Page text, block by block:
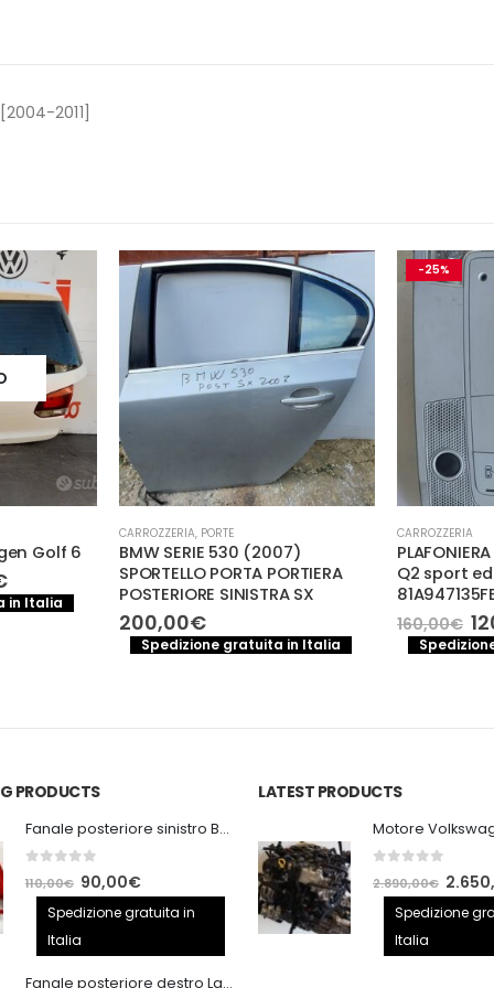
2011]
Golf 6
Il
prezzo
attuale
in Italia
CARROZZERIA, PORTE
BMW SERIE 530 (2007)
SPORTELLO PORTA PORTIERA
POSTERIORE SINISTRA SX
200,00€
Spedizione gratuita in Italia
-25%
CARROZZERIA
Q2 sport
160,00€ Il
PRODUCTS
Fanale posteriore sinistro BMW E92 Coupe
110,00€ Il
prezzo
originale
90,00€Il
prezzo
Spedizione gratuita in
Italia
Fanale posteriore destro Land Rover Discovery 3
LATEST PRODUCTS
2.890,00€ Il
prezzo
Spedizione
Italia